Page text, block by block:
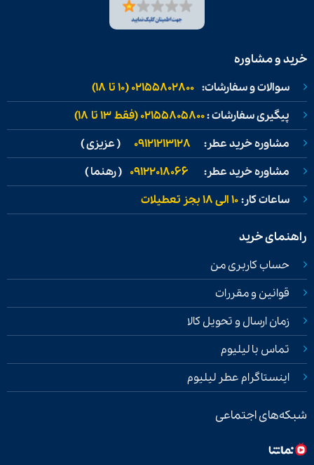
خرید و مشاوره
سوالات و سفارشات: 02155802800 (۱۰ تا ۱۸)
پیگیری سفارشات :02155805800 (فقط ۱۳ تا ۱۸)
مشاوره خرید عطر: 09121213128 ( عزیزی )
مشاوره خرید عطر: 09122018066 ( رهنما )
ساعات کار:۱۰ الی ۱۸ بجز تعطیلات
راهنمای خرید
حساب کاربری من
قوانین و مقررات
زمان ارسال و تحویل کالا
تماس با لیلیوم
اینستاگرام عطر لیلیوم
شبکه‌های اجتماعی